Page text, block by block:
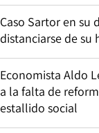
Caso Sartor en su
distanciarse de su
Economista Aldo
a la falta de
estallido social